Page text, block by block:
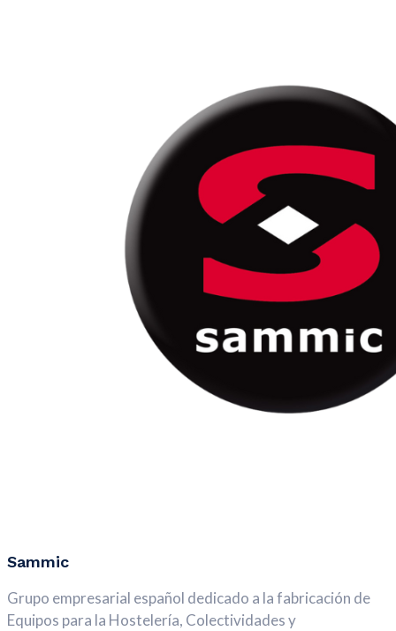
Sammic
Grupo empresarial español dedicado a la fabricación de
Equipos para la Hostelería, Colectividades y